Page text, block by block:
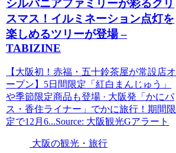
シルバニアファミリーが彩るクリ
スマス！イルミネーション点灯を
楽しめるツリーが登場 –
TABIZINE
【大阪初！赤福・五十鈴茶屋が常設店オ
ープン】5日間限定「紅白まんじゅう」
や季節限定商品も登場 · 大阪発「かにバ
ス・香住ライナー」でかに旅行！期間限
定で12月6...Source: 大阪観光Gアラート
大阪の観光・旅行